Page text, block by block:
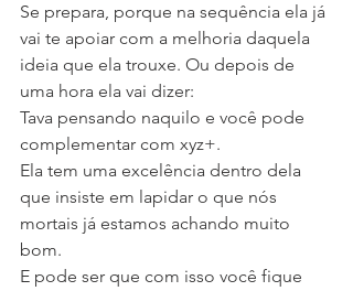
Se prepara, porque na sequência ela já
vai te apoiar com a melhoria daquela
ideia que ela trouxe. Ou depois de
uma hora ela vai dizer:
Tava pensando naquilo e você pode
complementar com xyz+.
Ela tem uma excelência dentro dela
que insiste em lapidar o que nós
mortais já estamos achando muito
bom.
E pode ser que com isso você fique